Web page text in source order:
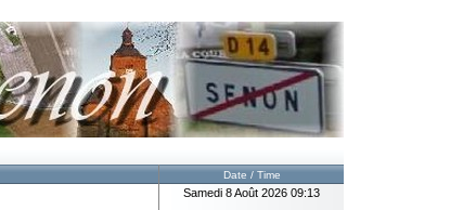
Date / Time
Samedi 8 Août 2026 09:13